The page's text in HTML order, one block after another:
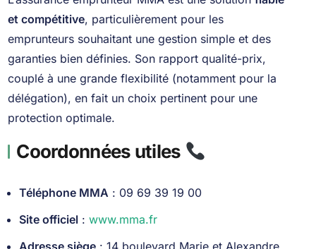
et compétitive, particulièrement pour les
emprunteurs souhaitant une gestion simple et des
garanties bien définies. Son rapport qualité-prix,
couplé à une grande flexibilité (notamment pour la
délégation), en fait un choix pertinent pour une
protection optimale.
Coordonnées utiles
Téléphone MMA : 09 69 39 19 00
Site officiel :www.mma.fr